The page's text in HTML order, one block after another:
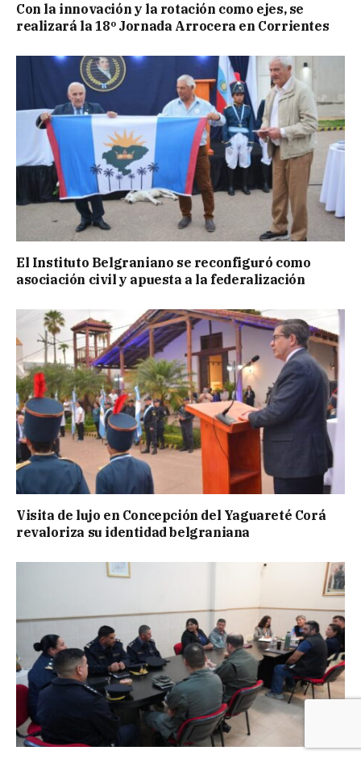
Con la innovación y la rotación como ejes, se
realizará la 18º Jornada Arrocera en Corrientes
El Instituto Belgraniano se reconfiguró como
asociación civil y apuesta a la federalización
Visita de lujo en Concepción del Yaguareté Corá
revaloriza su identidad belgraniana